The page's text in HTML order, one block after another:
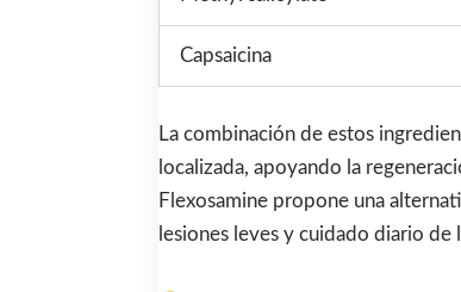
Capsaicina
La combinación de estos
localizada, apoyando la
Flexosamine propone una
lesiones leves y cuidado diario de